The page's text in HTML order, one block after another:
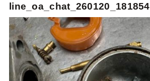
line_oa_chat_260120_181854